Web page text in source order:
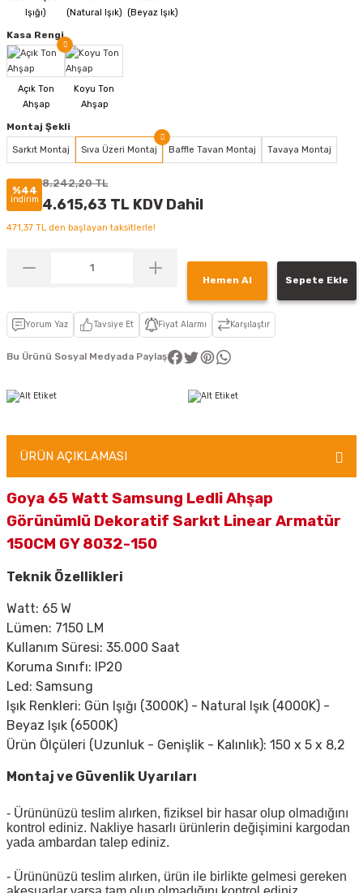
Kasa Rengi
Montaj Şekli
Sarkıt Montaj Sıva Üzeri Montaj Baffle Tavan Montaj Tavaya Montaj
%44
indirim
8.242,20 TL
4.615,63 TL KDV Dahil
471,37 TL den başlayan taksitlerle!
Hemen Al Sepete Ekle
Yorum Yaz Tavsiye Et Fiyat Alarmı Karşılaştır
Bu Ürünü Sosyal Medyada Paylaş
ÜRÜN AÇIKLAMASI
Goya 65 Watt Samsung Ledli Ahşap
Görünümlü Dekoratif Sarkıt Linear Armatür
150CM GY 8032-150
Teknik Özellikleri
Watt: 65 W
Lümen: 7150 LM
Kullanım Süresi: 35.000 Saat
Koruma Sınıfı: IP20
Led: Samsung
Işık Renkleri: Gün Işığı (3000K) - Natural Işık (4000K) -
Beyaz Işık (6500K)
Ürün Ölçüleri (Uzunluk - Genişlik - Kalınlık): 150 x 5 x 8,2
Montaj ve Güvenlik Uyarıları
- Ürününüzü teslim alırken, fiziksel bir hasar olup olmadığını
kontrol ediniz. Nakliye hasarlı ürünlerin değişimini kargodan
yada ambardan talep ediniz.
- Ürününüzü teslim alırken, ürün ile birlikte gelmesi gereken